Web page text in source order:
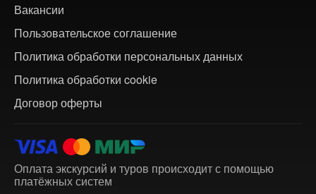
Вакансии
Пользовательское соглашение
Политика обработки персональных данных
Политика обработки cookie
Договор оферты
Оплата экскурсий и туров происходит с помощью
платёжных систем